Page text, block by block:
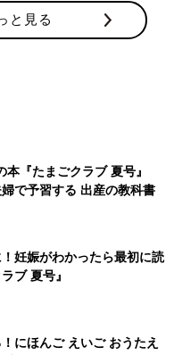
と見る
本『たまごクラブ 夏号』
婦で予習する 出産の教科書
妊娠がわかったら最初に読
ブ 夏号』
にほんご えいご おうたえ